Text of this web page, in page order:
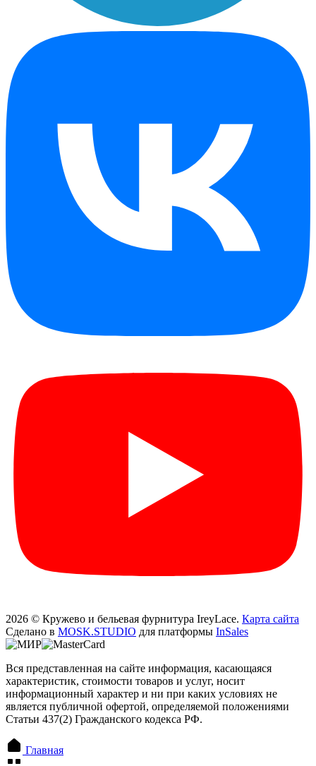
2026 © Кружево и бельевая фурнитура IreyLace. Карта сайта
Сделано в MOSK.STUDIO для платформы InSales
Вся представленная на сайте информация, касающаяся
характеристик, стоимости товаров и услуг, носит
информационный характер и ни при каких условиях не
является публичной офертой, определяемой положениями
Статьи 437(2) Гражданского кодекса РФ.
Главная